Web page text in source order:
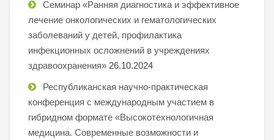
Семинар «Ранняя диагностика и эффективное
лечение онкологических и гематологических
заболеваний у детей, профилактика
инфекционных осложнений в учреждениях
здравоохранения» 26.10.2024
Республиканская научно-практическая
конференция с международным участием в
гибридном формате «Высокотехнологичная
медицина. Современные возможности и